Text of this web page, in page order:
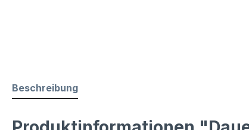
Beschreibung